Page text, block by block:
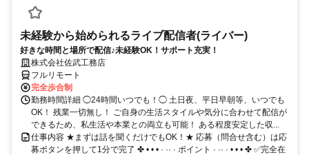
未経験から始められるライブ配信者(ライバー)
好きな時間と場所で配信♪未経験OK！サポート充実！
株式会社佐武工務店
フルリモート
完全歩合制
勤務時間詳細 ◯24時間いつでも！◯ 土日夜、平日早朝等、いつでも
OK！ 残業一切無し！ ご自身の生活スタイルや気分に合わせて配信が
できるため、私生活や本業との両立も可能！ ある程度安定した収...
仕事内容 ★まずは話を聞くだけでもOK！★ 応募（問合せ含む）は応
募ボタンを押して1分で完了 ✤ • • • · ·· · ポイント · ·· · • • • ✤ ✅完全在